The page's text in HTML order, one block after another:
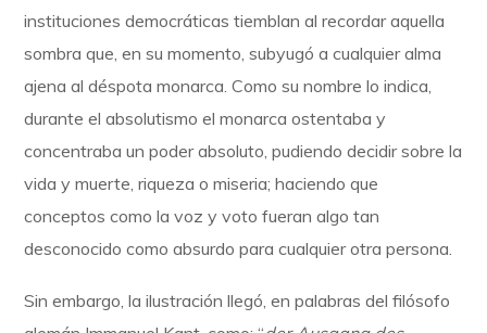
instituciones democráticas tiemblan al recordar aquella
sombra que, en su momento, subyugó a cualquier alma
ajena al déspota monarca. Como su nombre lo indica,
durante el absolutismo el monarca ostentaba y
concentraba un poder absoluto, pudiendo decidir sobre la
vida y muerte, riqueza o miseria; haciendo que
conceptos como la voz y voto fueran algo tan
desconocido como absurdo para cualquier otra persona.
Sin embargo, la ilustración llegó, en palabras del filósofo